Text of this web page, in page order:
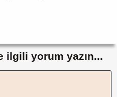
ilgili yorum yazın...